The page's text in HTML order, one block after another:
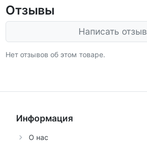
Отзывы
Написать отзыв
Нет отзывов об этом товаре.
Информация
О нас